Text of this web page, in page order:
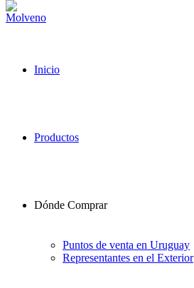
Inicio
Productos
Dónde Comprar
Puntos de venta en Uruguay
Representantes en el Exterior